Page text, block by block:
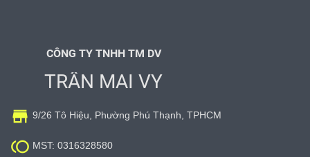
CÔNG TY TNHH TM DV
TRẦN MAI VY
 9/26 Tô Hiệu, Phường Phú Thạnh, TPHCM
 MST: 0316328580